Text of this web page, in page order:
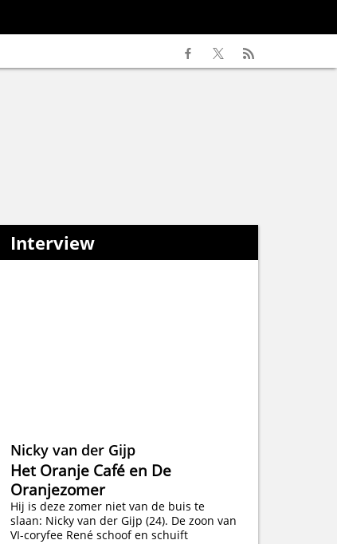
Interview
Nicky van der Gijp
Het Oranje Café en De
Oranjezomer
Hij is deze zomer niet van de buis te
slaan: Nicky van der Gijp (24). De zoon van
VI-coryfee René schoof en schuift